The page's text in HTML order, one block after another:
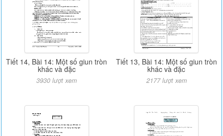
Tiết 14, Bài 14: Một số giun tròn
khác và đặc
3930 lượt xem
Tiết 13, Bài 14: Một số giun tròn
khác và đặc
2177 lượt xem